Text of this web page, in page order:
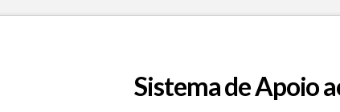
Sistema de Apoio